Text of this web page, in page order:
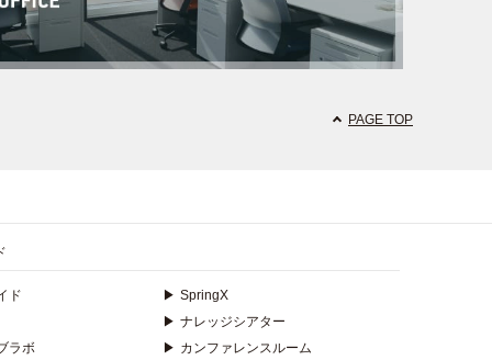
PAGE TOP
ド
ラボ
▶ SpringX
▶ ナレッジシアター
▶ カンファレンスルーム